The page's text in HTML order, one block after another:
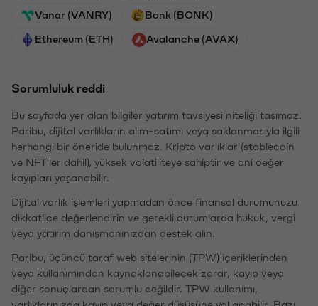
Vanar (VANRY) Bonk (BONK)
Ethereum (ETH) Avalanche (AVAX)
Sorumluluk reddi
Bu sayfada yer alan bilgiler yatırım tavsiyesi niteliği taşımaz.
Paribu, dijital varlıkların alım-satımı veya saklanmasıyla ilgili
herhangi bir öneride bulunmaz. Kripto varlıklar (stablecoin
ve NFT'ler dahil), yüksek volatiliteye sahiptir ve ani değer
kayıpları yaşanabilir.
Dijital varlık işlemleri yapmadan önce finansal durumunuzu
dikkatlice değerlendirin ve gerekli durumlarda hukuk, vergi
veya yatırım danışmanınızdan destek alın.
Paribu, üçüncü taraf web sitelerinin (TPW) içeriklerinden
veya kullanımından kaynaklanabilecek zarar, kayıp veya
diğer sonuçlardan sorumlu değildir. TPW kullanımı,
varlıklarınızda kayıp veya değer düşüşüne yol açabilir. Bazı